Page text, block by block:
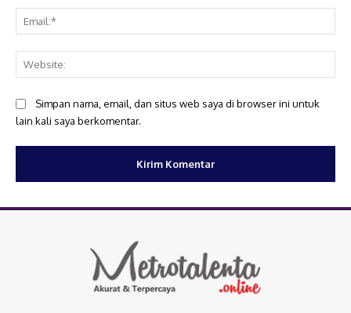
Simpan nama, email, dan situs web saya di browser ini untuk
lain kali saya berkomentar.